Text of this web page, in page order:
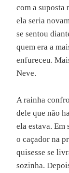
com a suposta
ela seria
se sentou
quem era a
enfureceu.
Neve.
A rainha
dele que não
ela estava. Em
o caçador na
quisesse se
sozinha.